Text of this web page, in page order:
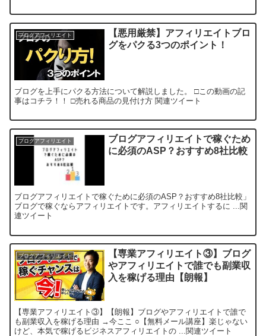
ブログアフィリエイト
【悪用厳禁】アフィリエイトブロ
グをパクる3つのポイント！
ブログを上手にパクる方法について解説しました。 □この動画の記
事はコチラ！！ □売れる商品の見付け方 関連ツイート
ブログアフィリエイト
ブログアフィリエイトで稼ぐため
に必須のASP？おすすめ8社比較
ブログアフィリエイトで稼ぐために必須のASP？おすすめ8社比較」
ブログで稼ぐならアフィリエイトです。アフィリエイトするに ...関
連ツイート
ブログアフィリエイト
【専業アフィリエイト③】ブログ
やアフィリエイトで誰でも副業収
入を稼げる理由【朗報】
【専業アフィリエイト③】【朗報】ブログやアフィリエイトで誰で
も副業収入を稼げる理由 →今ここ ○【無料メール講座】楽じゃない
けど、本気で稼げるビジネスアフィリエイトの ...関連ツイート